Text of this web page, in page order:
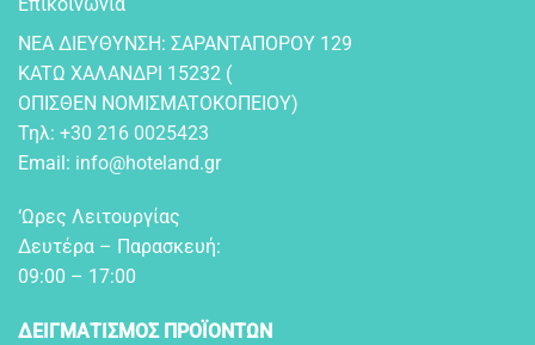
NEA ΔIEYΘYNΣH: ΣAPANTAΠOPOY 129
KATΩ XAΛANΔPI 15232 (
OΠIΣΘEN NOMIΣMATOKOΠEIOY)
Τηλ: +30 216 0025423
Email: info@hoteland.gr
‘Ωρες Λειτουργίας
Δευτέρα – Παρασκευή:
09:00 – 17:00
ΔΕΙΓΜΑΤΙΣΜΟΣ ΠΡΟΪΟΝΤΩΝ